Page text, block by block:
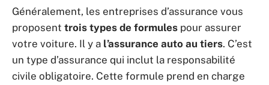
Généralement, les entreprises d’assurance vous
proposent trois types de formules pour assurer
votre voiture. Il y a l’assurance auto au tiers. C’est
un type d’assurance qui inclut la responsabilité
civile obligatoire. Cette formule prend en charge